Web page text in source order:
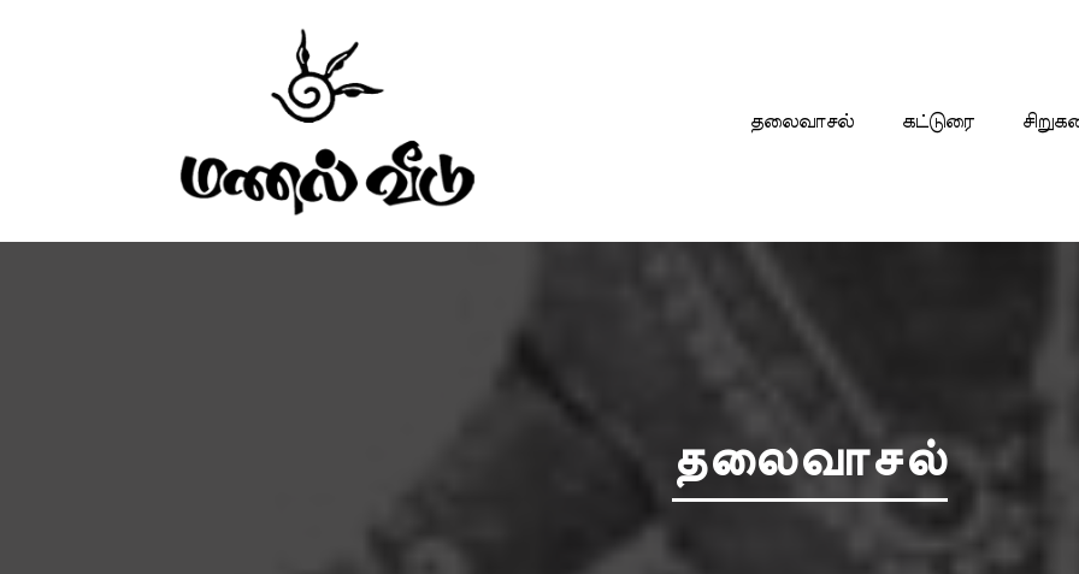
தலைவாசல் கட்டுரை
தலைவாசல்